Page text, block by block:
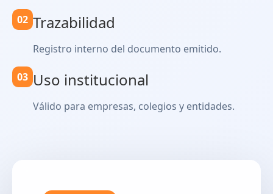
02 Trazabilidad
Registro interno del documento emitido.
03 Uso institucional
Válido para empresas, colegios y entidades.